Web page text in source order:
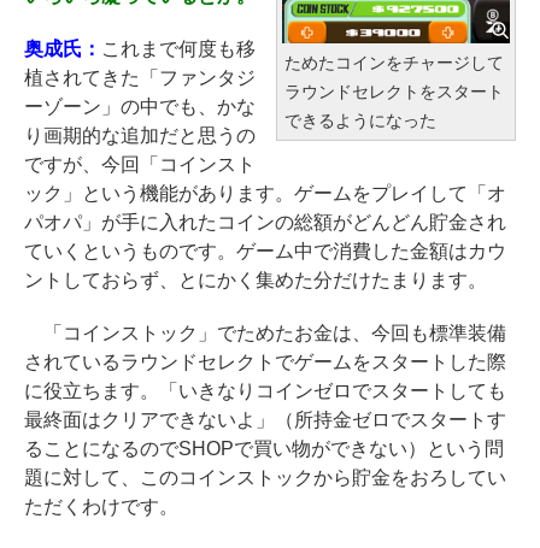
ためたコインをチャージして
ラウンドセレクトをスタート
できるようになった
奥成氏： これまで何度も移
植されてきた「ファンタジ
ーゾーン」の中でも、かな
り画期的な追加だと思うの
ですが、今回「コインスト
ック」という機能があります。ゲームをプレイして「オ
パオパ」が手に入れたコインの総額がどんどん貯金され
ていくというものです。ゲーム中で消費した金額はカウ
ントしておらず、とにかく集めた分だけたまります。
「コインストック」でためたお金は、今回も標準装備
されているラウンドセレクトでゲームをスタートした際
に役立ちます。「いきなりコインゼロでスタートしても
最終面はクリアできないよ」（所持金ゼロでスタートす
ることになるのでSHOPで買い物ができない）という問
題に対して、このコインストックから貯金をおろしてい
ただくわけです。